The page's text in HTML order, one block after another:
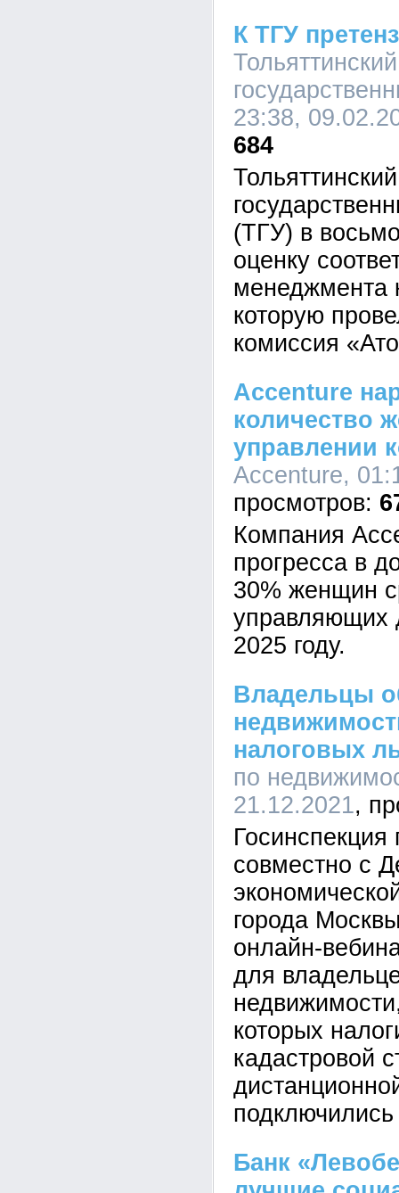
К ТГУ
Тольяттинский
23:38,
684
Тольяттинский
(ТГУ) в
оценку
менеджмента
которую
комиссия
Accenture
количество
управлении
Accenture,
Компания
прогресса в
30% женщин
управляющих
2025 году.
Владельцы
налоговых
по
21.12.2021
совместно с
города
онлайн-
для
которых
кадастровой
Банк